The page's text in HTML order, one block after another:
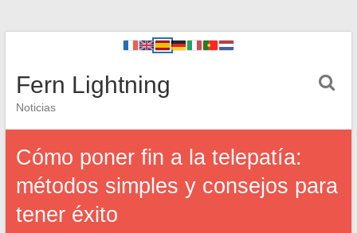
Fern Lightning
Noticias
Cómo poner fin a la telepatía:
métodos simples y consejos para
tener éxito